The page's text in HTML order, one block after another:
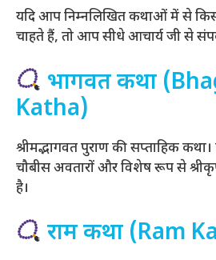
यदि आप निम्नलिखित कथाओं में से
चाहते हैं, तो आप सीधे आचार्य जी से
भागवत कथा
Katha)
श्रीमद्भागवत पुराण की सप्ताहिक
चौबीस अवतारों और विशेष रूप से
है।
राम कथा (Ram